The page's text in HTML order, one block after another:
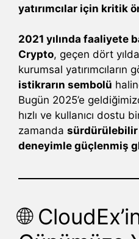
yatırımcılar için kritik
2021 yılında faaliyete
Crypto, geçen dört
kurumsal yatırımcıların
istikrarın sembolü
Bugün 2025’e
hızlı ve kullanıcı dostu
zamanda sürdürülebilir
deneyimle güçlenmiş
🌐